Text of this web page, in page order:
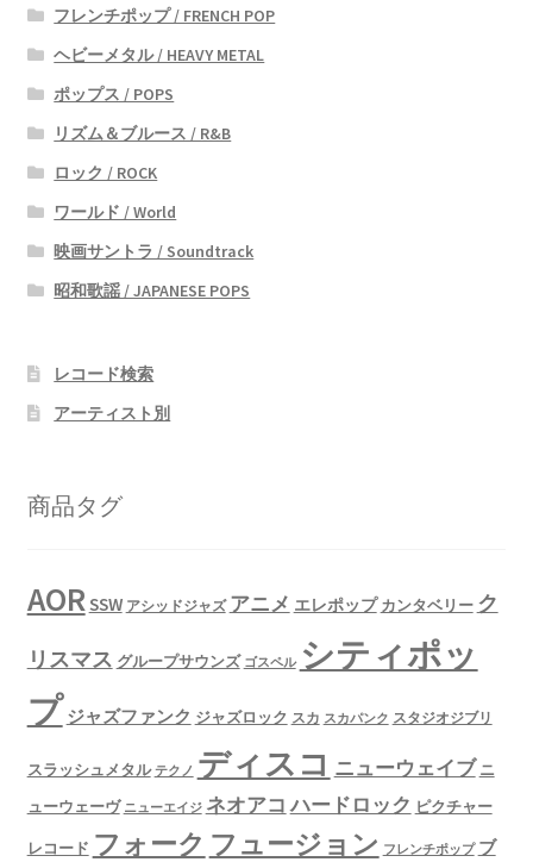
フレンチポップ / FRENCH POP
ヘビーメタル / HEAVY METAL
ポップス / POPS
リズム＆ブルース / R&B
ロック / ROCK
ワールド / World
映画サントラ / Soundtrack
昭和歌謡 / JAPANESE POPS
レコード検索
アーティスト別
商品タグ
AORSSW アシッドジャズ アニメ エレポップ カンタベリー ク
リスマス グループサウンズ ゴスペル シティポッ
プ ジャズファンク ジャズロック スカ スカパンク スタジオジブリ
スラッシュメタル テクノ ディスコ ニューウェイブ ニ
ューウェーヴ ニューエイジ ネオアコ ハードロック ピクチャー
レコード フォーク フュージョン フレンチポップ ブ